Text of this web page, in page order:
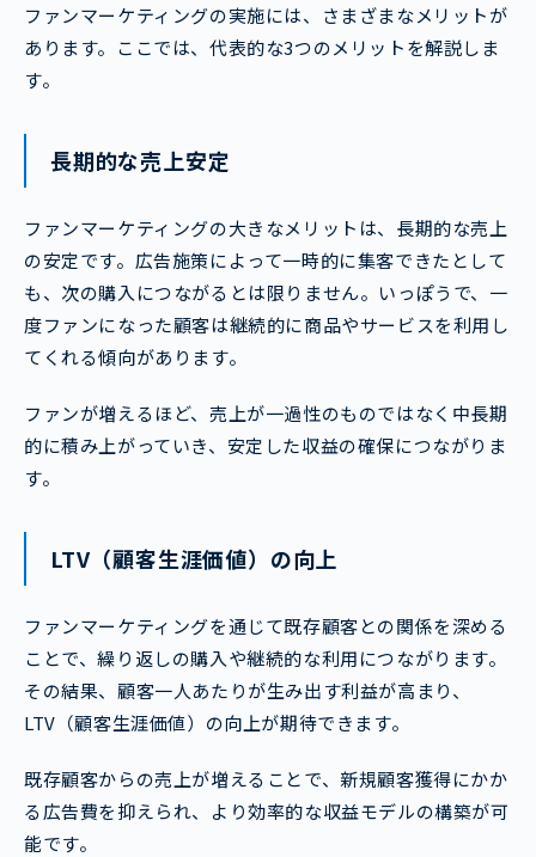
ファンマーケティングの実施には、さまざまなメリットが
あります。ここでは、代表的な3つのメリットを解説しま
す。
長期的な売上安定
ファンマーケティングの大きなメリットは、長期的な売上
の安定です。広告施策によって一時的に集客できたとして
も、次の購入につながるとは限りません。いっぽうで、一
度ファンになった顧客は継続的に商品やサービスを利用し
てくれる傾向があります。
ファンが増えるほど、売上が一過性のものではなく中長期
的に積み上がっていき、安定した収益の確保につながりま
す。
LTV（顧客生涯価値）の向上
ファンマーケティングを通じて既存顧客との関係を深める
ことで、繰り返しの購入や継続的な利用につながります。
その結果、顧客一人あたりが生み出す利益が高まり、
LTV（顧客生涯価値）の向上が期待できます。
既存顧客からの売上が増えることで、新規顧客獲得にかか
る広告費を抑えられ、より効率的な収益モデルの構築が可
能です。